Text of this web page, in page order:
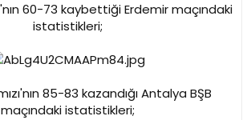
60-73 kaybettiği Erdemir maçındaki
istatistikleri;
85-83 kazandığı Antalya BŞB
maçındaki istatistikleri;